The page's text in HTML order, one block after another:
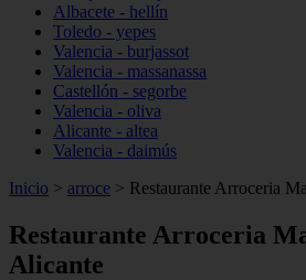
Albacete - hellín
Toledo - yepes
Valencia - burjassot
Valencia - massanassa
Castellón - segorbe
Valencia - oliva
Alicante - altea
Valencia - daimús
Inicio > arroce > Restaurante Arroceria
Restaurante Arroceria
Alicante